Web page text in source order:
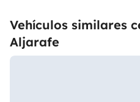
Vehículos similares
Aljarafe